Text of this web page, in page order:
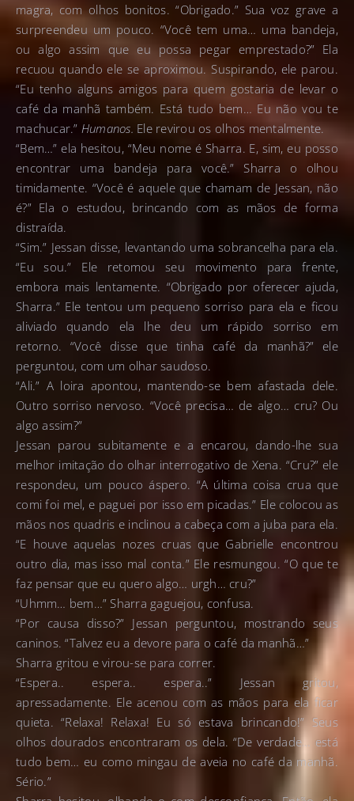
magra, com olhos bonitos. “Obrigado.” Sua voz grave a
surpreendeu um pouco. “Você tem uma… uma bandeja,
ou algo assim que eu possa pegar emprestado?” Ela
recuou quando ele se aproximou. Suspirando, ele parou.
“Eu tenho alguns amigos para quem gostaria de levar o
café da manhã também. Está tudo bem… Eu não vou te
machucar.” Humanos. Ele revirou os olhos mentalmente.
“Bem…” ela hesitou, “Meu nome é Sharra. E, sim, eu posso
encontrar uma bandeja para você.” Sharra o olhou
timidamente. “Você é aquele que chamam de Jessan, não
é?” Ela o estudou, brincando com as mãos de forma
distraída.
“Sim.” Jessan disse, levantando uma sobrancelha para ela.
“Eu sou.” Ele retomou seu movimento para frente,
embora mais lentamente. “Obrigado por oferecer ajuda,
Sharra.” Ele tentou um pequeno sorriso para ela e ficou
aliviado quando ela lhe deu um rápido sorriso em
retorno. “Você disse que tinha café da manhã?” ele
perguntou, com um olhar saudoso.
“Ali.” A loira apontou, mantendo-se bem afastada dele.
Outro sorriso nervoso. “Você precisa… de algo… cru? Ou
algo assim?”
Jessan parou subitamente e a encarou, dando-lhe sua
melhor imitação do olhar interrogativo de Xena. “Cru?” ele
respondeu, um pouco áspero. “A última coisa crua que
comi foi mel, e paguei por isso em picadas.” Ele colocou as
mãos nos quadris e inclinou a cabeça com a juba para ela.
“E houve aquelas nozes cruas que Gabrielle encontrou
outro dia, mas isso mal conta.” Ele resmungou. “O que te
faz pensar que eu quero algo… urgh… cru?”
“Uhmm… bem…” Sharra gaguejou, confusa.
“Por causa disso?” Jessan perguntou, mostrando seus
caninos. “Talvez eu a devore para o café da manhã…”
Sharra gritou e virou-se para correr.
“Espera.. espera.. espera..” Jessan gritou,
apressadamente. Ele acenou com as mãos para ela ficar
quieta. “Relaxa! Relaxa! Eu só estava brincando!” Seus
olhos dourados encontraram os dela. “De verdade… está
tudo bem… eu como mingau de aveia no café da manhã.
Sério.”